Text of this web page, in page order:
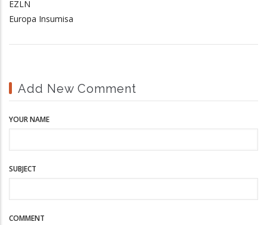
EZLN
Europa Insumisa
Add New Comment
YOUR NAME
SUBJECT
COMMENT